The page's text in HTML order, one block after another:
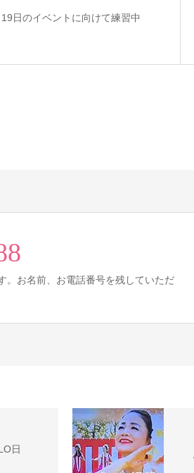
19日のイベントに向けて練習中
。お名前、お電話番号を残していただ
日